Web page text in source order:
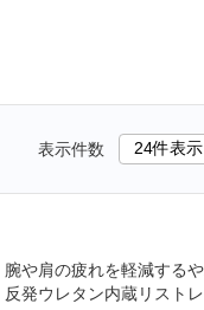
表示件数
腕や肩の疲れを軽減する
反発ウレタン内蔵リストレ